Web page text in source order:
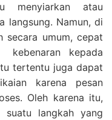
menyiarkan atau
langsung. Namun, di
secara umum, cepat
kepada
tertentu juga dapat
karena pesan
Oleh karena itu,
suatu langkah yang